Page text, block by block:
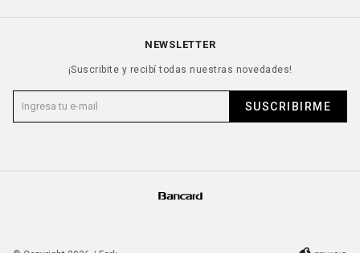
NEWSLETTER
¡Suscribite y recibí todas nuestras novedades!
SUSCRIBIRME